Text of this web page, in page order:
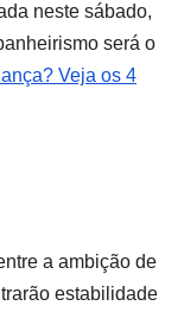
neste sábado,
será o
Veja os 4
a ambição de
estabilidade